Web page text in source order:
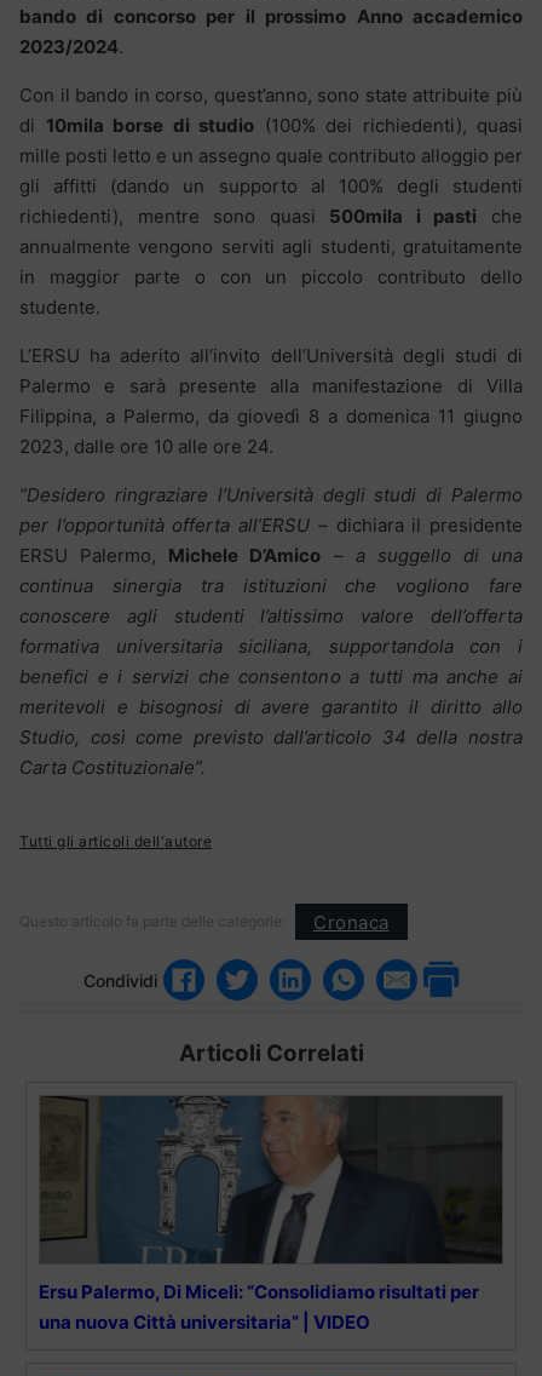
bando di concorso per il prossimo Anno accademico
2023/2024.
Con il bando in corso, quest’anno, sono state attribuite più
di 10mila borse di studio (100% dei richiedenti), quasi
mille posti letto e un assegno quale contributo alloggio per
gli affitti (dando un supporto al 100% degli studenti
richiedenti), mentre sono quasi 500mila i pasti che
annualmente vengono serviti agli studenti, gratuitamente
in maggior parte o con un piccolo contributo dello
studente.
L’ERSU ha aderito all’invito dell’Università degli studi di
Palermo e sarà presente alla manifestazione di Villa
Filippina, a Palermo, da giovedì 8 a domenica 11 giugno
2023, dalle ore 10 alle ore 24.
“Desidero ringraziare l’Università degli studi di Palermo
per l’opportunità offerta all’ERSU – dichiara il presidente
ERSU Palermo, Michele D’Amico –a suggello di una
continua sinergia tra istituzioni che vogliono fare
conoscere agli studenti l’altissimo valore dell’offerta
formativa universitaria siciliana, supportandola con i
benefici e i servizi che consentono a tutti ma anche ai
meritevoli e bisognosi di avere garantito il diritto allo
Studio, così come previsto dall’articolo 34 della nostra
Carta Costituzionale”.
Tutti gli articoli dell'autore
Questo articolo fa parte delle categorie: Cronaca
Condividi
Articoli Correlati
Ersu Palermo, Di Miceli: “Consolidiamo risultati per
una nuova Città universitaria” | VIDEO